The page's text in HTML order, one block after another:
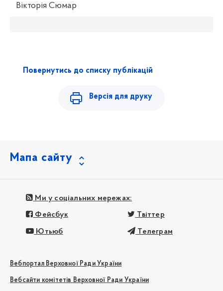
Вікторія Cюмар
Повернутись до списку публікацій
Версія для друку
Мапа сайту
Ми у соціальних мережах:
Фейсбук Твіттер
Ютьюб Телеграм
Вебпортал Верховної Ради України
Вебсайти комітетів Верховної Ради України